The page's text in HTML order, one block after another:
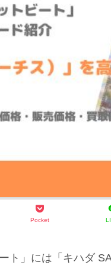
Pocket
ト」には「キハダ